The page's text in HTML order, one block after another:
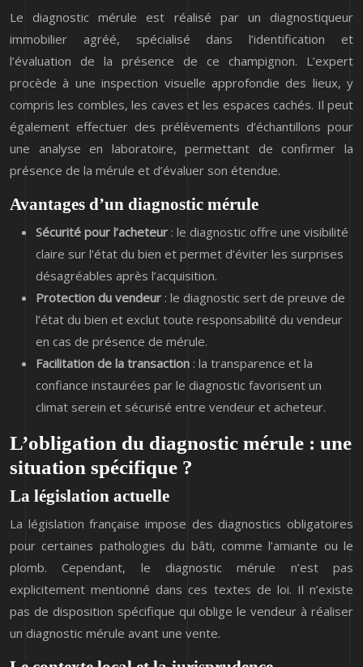
Le diagnostic mérule est réalisé par un diagnostiqueur
immobilier agréé, spécialisé dans l’identification et
l’évaluation de la présence de ce champignon. L’expert
procède à une inspection visuelle approfondie des lieux, y
compris les combles, les caves et les espaces cachés. Il peut
également effectuer des prélèvements d’échantillons pour
une analyse en laboratoire, permettant de confirmer la
présence de la mérule et d’évaluer son étendue.
Avantages d’un diagnostic mérule
Sécurité pour l’acheteur : le diagnostic offre une visibilité
claire sur l’état du bien et permet d’éviter les surprises
désagréables après l’acquisition.
Protection du vendeur : le diagnostic sert de preuve de
l’état du bien et exclut toute responsabilité du vendeur
en cas de présence de mérule.
Facilitation de la transaction : la transparence et la
confiance instaurées par le diagnostic favorisent un
climat serein et sécurisé entre vendeur et acheteur.
L’obligation du diagnostic mérule : une
situation spécifique ?
La législation actuelle
La législation française impose des diagnostics obligatoires
pour certaines pathologies du bâti, comme l’amiante ou le
plomb. Cependant, le diagnostic mérule n’est pas
explicitement mentionné dans ces textes de loi. Il n’existe
pas de disposition spécifique qui oblige le vendeur à réaliser
un diagnostic mérule avant une vente.